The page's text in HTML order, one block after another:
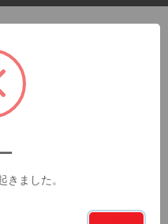
きました。